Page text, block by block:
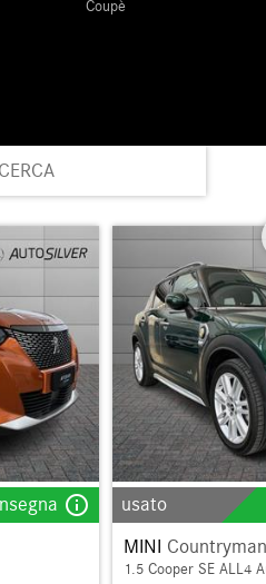
info_outline usato
MINI Countryman
1.5 Cooper SE ALL4